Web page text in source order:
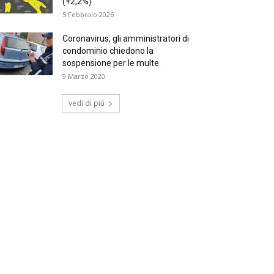
5 Febbraio 2026
Coronavirus, gli amministratori di
condominio chiedono la
sospensione per le multe.
9 Marzo 2020
vedi di più